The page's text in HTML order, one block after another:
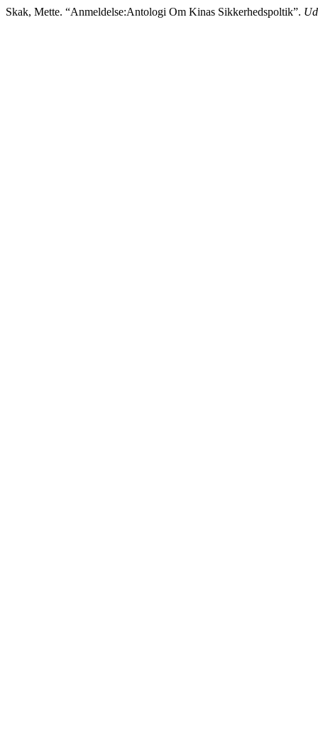
Skak, Mette. “Anmeldelse:Antologi Om Kinas Sikkerhedspoltik”.